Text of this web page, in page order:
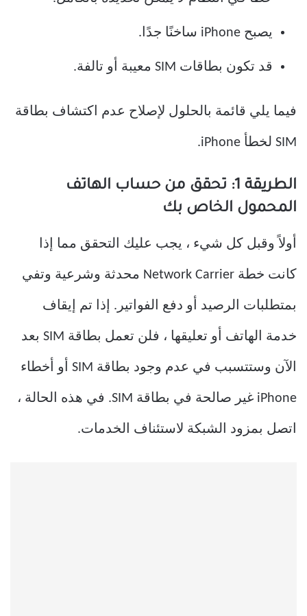
يصبح iPhone ساخنًا جدًا.
قد تكون بطاقات SIM معيبة أو تالفة.
فيما يلي قائمة بالحلول لإصلاح عدم اكتشاف بطاقة
SIM لخطأ iPhone.
الطريقة 1: تحقق من حساب الهاتف
المحمول الخاص بك
أولاً وقبل كل شيء ، يجب عليك التحقق مما إذا
كانت خطة Network Carrier محدثة وشرعية وتفي
بمتطلبات الرصيد أو دفع الفواتير. إذا تم إيقاف
خدمة الهاتف أو تعليقها ، فلن تعمل بطاقة SIM بعد
الآن وستتسبب في عدم وجود بطاقة SIM أو أخطاء
iPhone غير صالحة في بطاقة SIM. في هذه الحالة ،
اتصل بمزود الشبكة لاستئناف الخدمات.